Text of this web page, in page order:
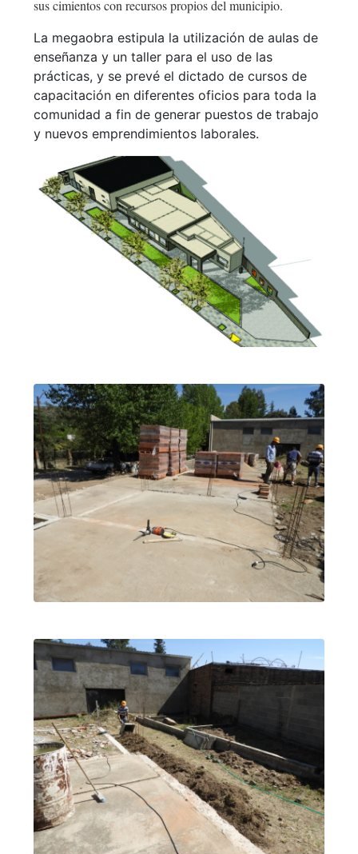
sus cimientos con recursos propios del municipio.
La megaobra estipula la utilización de aulas de
enseñanza y un taller para el uso de las
prácticas, y se prevé el dictado de cursos de
capacitación en diferentes oficios para toda la
comunidad a fin de generar puestos de trabajo
y nuevos emprendimientos laborales.